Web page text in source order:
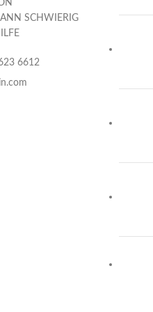
SCHWIERIG
6612